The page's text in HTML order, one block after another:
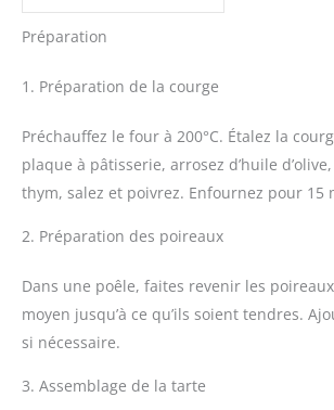
Préparation
1. Préparation de la courge
Préchauffez le four à 200°C. Étalez la
plaque à pâtisserie, arrosez d’huile
thym, salez et poivrez. Enfournez pour 15
2. Préparation des poireaux
Dans une poêle, faites revenir les
moyen jusqu’à ce qu’ils soient tendres.
si nécessaire.
3. Assemblage de la tarte